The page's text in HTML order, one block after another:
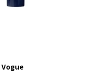
Vogue